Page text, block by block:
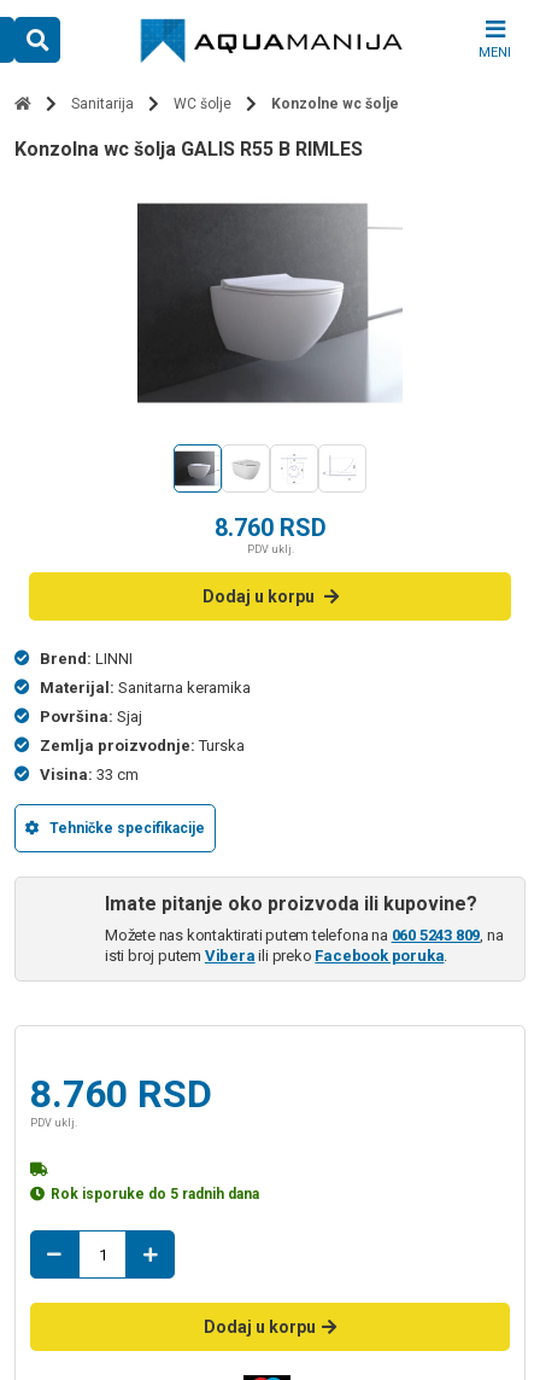
content
MENI
Sanitarija WC šolje Konzolne wc šolje
konzolna wc šolja GALIS R55 B RIMLES
8.760 RSD
PDV uklj.
Dodaj u korpu
Brend: LINNI
Materijal: Sanitarna keramika
Površina: Sjaj
Zemlja proizvodnje: Turska
Visina: 33 cm
Tehničke specifikacije
Imate pitanje oko proizvoda ili kupovine?
Možete nas kontaktirati putem telefona na 060 5243 809, na
isti broj putem Vibera ili preko Facebook poruka.
8.760 RSD
PDV uklj.
Rok isporuke do 5 radnih dana
wc
šolja
R55
Dodaj u korpu